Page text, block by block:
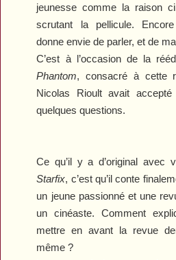
jeunesse comme la raison
scrutant la pellicule.
donne envie de parler, et de
C’est à l’occasion de la
Phantom, consacré à cette
Nicolas Rioult avait
quelques questions.
Ce qu’il y a d’original avec
Starfix, c’est qu’il conte
un jeune passionné et une
un cinéaste. Comment
mettre en avant la revue
même ?